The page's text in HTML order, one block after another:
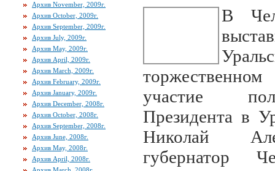
Архив November, 2009г.
Архив October, 2009г.
Архив September, 2009г.
Архив July, 2009г.
Архив May, 2009г.
Архив April, 2009г.
Архив March, 2009г.
Архив February, 2009г.
Архив January, 2009г.
Архив December, 2008г.
Архив October, 2008г.
Архив September, 2008г.
Архив June, 2008г.
Архив May, 2008г.
Архив April, 2008г.
В
участие
Президента в
Николай
губернатор